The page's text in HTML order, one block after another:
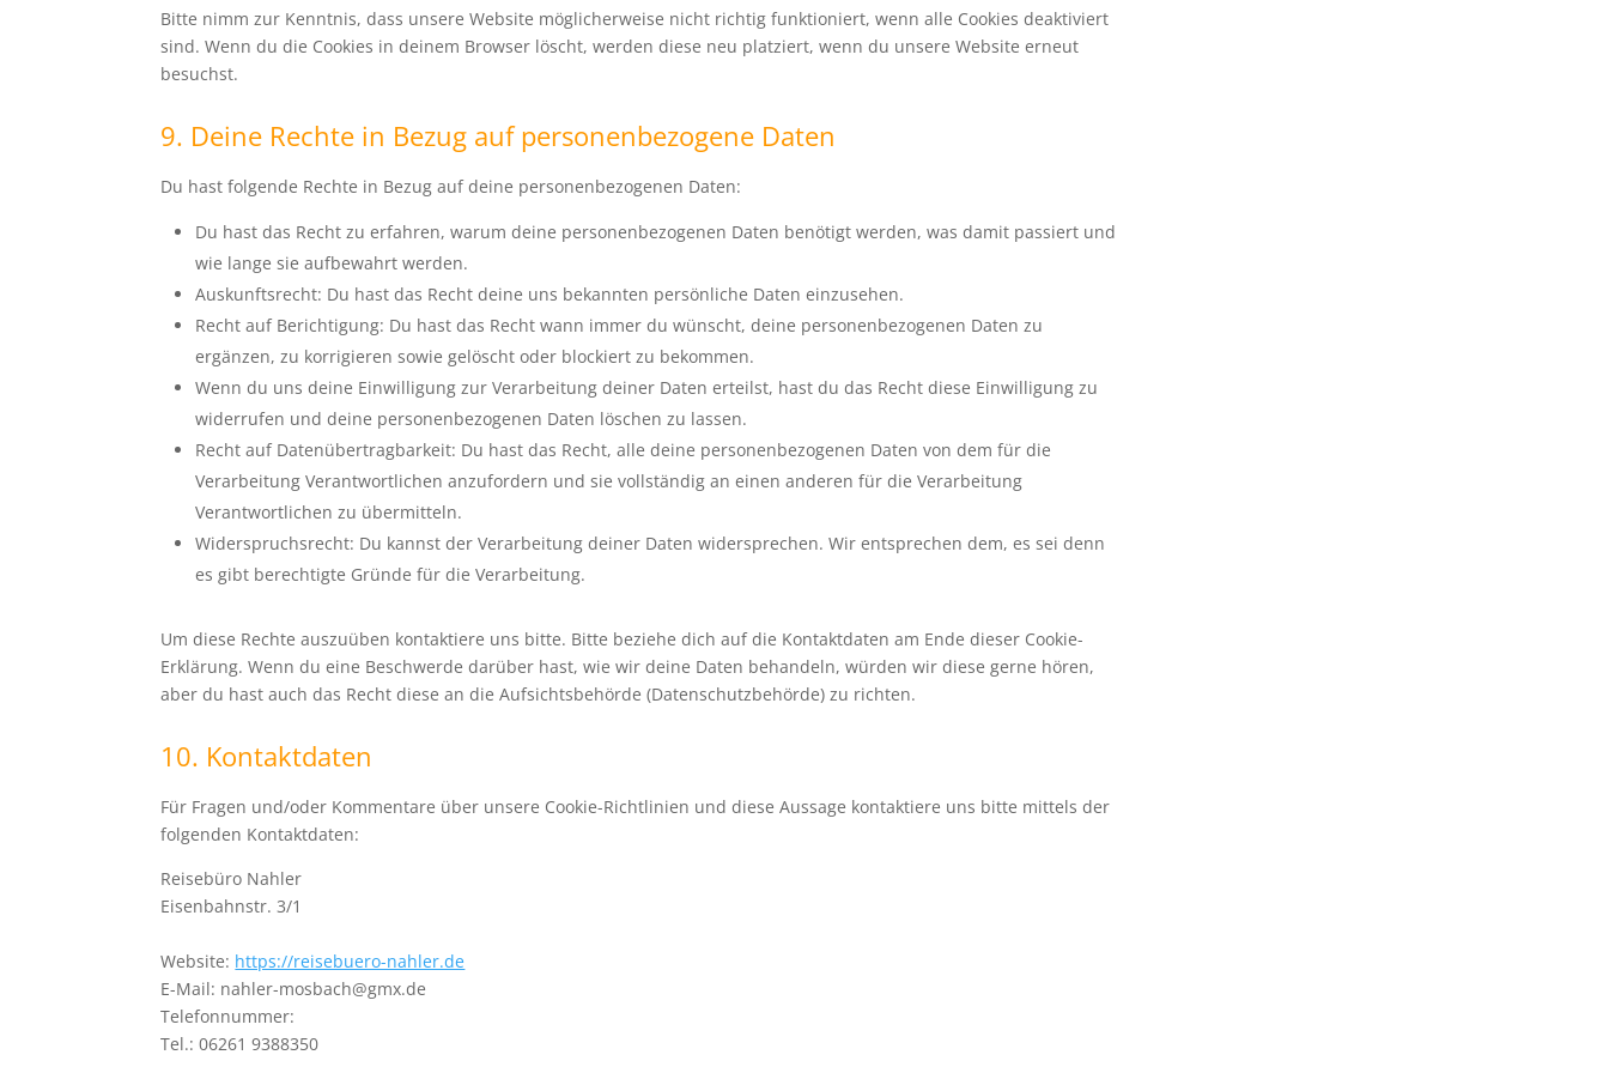
Bitte nimm zur Kenntnis, dass unsere Website möglicherweise nicht richtig funktioniert, wenn alle Cookies deaktiviert
sind. Wenn du die Cookies in deinem Browser löscht, werden diese neu platziert, wenn du unsere Website erneut
besuchst.
9. Deine Rechte in Bezug auf personenbezogene Daten
Du hast folgende Rechte in Bezug auf deine personenbezogenen Daten:
Du hast das Recht zu erfahren, warum deine personenbezogenen Daten benötigt werden, was damit passiert und
wie lange sie aufbewahrt werden.
Auskunftsrecht: Du hast das Recht deine uns bekannten persönliche Daten einzusehen.
Recht auf Berichtigung: Du hast das Recht wann immer du wünscht, deine personenbezogenen Daten zu
ergänzen, zu korrigieren sowie gelöscht oder blockiert zu bekommen.
Wenn du uns deine Einwilligung zur Verarbeitung deiner Daten erteilst, hast du das Recht diese Einwilligung zu
widerrufen und deine personenbezogenen Daten löschen zu lassen.
Recht auf Datenübertragbarkeit: Du hast das Recht, alle deine personenbezogenen Daten von dem für die
Verarbeitung Verantwortlichen anzufordern und sie vollständig an einen anderen für die Verarbeitung
Verantwortlichen zu übermitteln.
Widerspruchsrecht: Du kannst der Verarbeitung deiner Daten widersprechen. Wir entsprechen dem, es sei denn
es gibt berechtigte Gründe für die Verarbeitung.
Um diese Rechte auszuüben kontaktiere uns bitte. Bitte beziehe dich auf die Kontaktdaten am Ende dieser Cookie-
Erklärung. Wenn du eine Beschwerde darüber hast, wie wir deine Daten behandeln, würden wir diese gerne hören,
aber du hast auch das Recht diese an die Aufsichtsbehörde (Datenschutzbehörde) zu richten.
10. Kontaktdaten
Für Fragen und/oder Kommentare über unsere Cookie-Richtlinien und diese Aussage kontaktiere uns bitte mittels der
folgenden Kontaktdaten:
Reisebüro Nahler
Eisenbahnstr. 3/1
Website: https://reisebuero-nahler.de
E-Mail: nahler-mosbach@gmx.de
Telefonnummer:
Tel.: 06261 9388350